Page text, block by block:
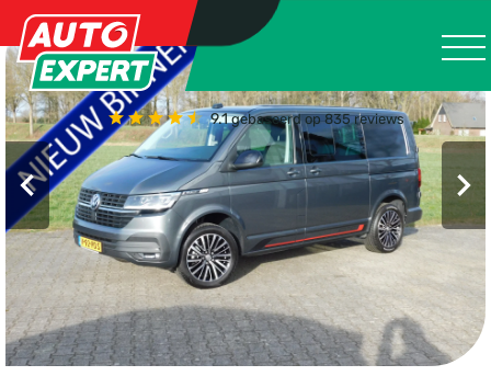
9.1gebaseerd op 835 reviews